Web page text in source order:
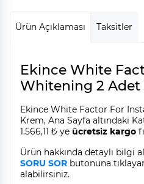
Ürün Açıklaması Taksitler
Ekince White
Whitening 2 Adet
Ekince White Factor For
Krem, Ana Sayfa altındaki
1.566,11 ₺ ye ücretsiz kargo
Ürün hakkında detaylı bilgi
SORU SOR butonuna
alabilirsiniz.